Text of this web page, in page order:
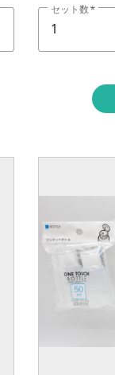
セット数